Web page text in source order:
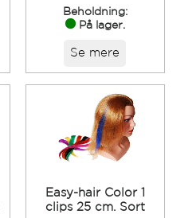
Beholdning:
På lager.
Se mere
Easy-hair Color 1
clips 25 cm. Sort